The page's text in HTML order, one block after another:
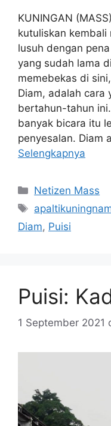
KUNINGAN
kutuliskan
lusuh dengan
yang sudah lama
memebekas di
Diam, adalah cara
bertahun-tahun
banyak bicara itu
penyesalan. Diam
Selengkapnya
Kategori
Netizen Mass
Tag
Diam, Puisi
Puisi:
1 September 2021